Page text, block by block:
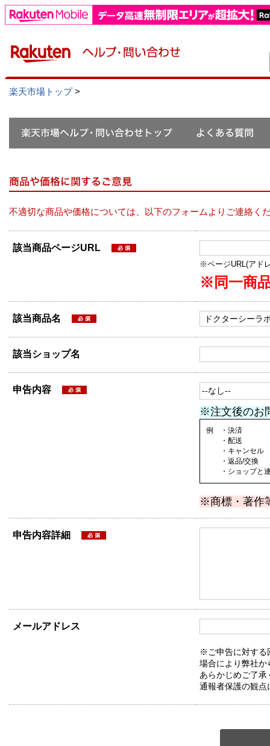
楽天市場トップ>
不適切な商品や価格については、以下のフォームよりご連絡く
該当商品ページURL
※ページURL(アド
※同一商
該当商品名
該当ショップ名
申告内容
※注文後のお
例 ・決済
・配送
・キャンセル
・返品/交換
・ショップと連
※商標・著作
申告内容詳細
メールアドレス
※ご申告に対する
場合により弊社か
あらかじめご了承
通報者保護の観点